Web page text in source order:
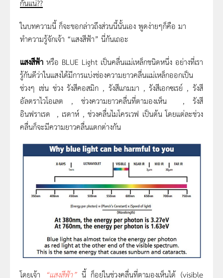
กันแน่??
ในบทความนี้ ก็จะขอกล่าวถึงส่วนนี้นั้นเอง พูดง่ายๆก็คือ มา
ทำความรู้จักเจ้า “แสงสีฟ้า” นี่กันเถอะ
แสงสีฟ้า หรือ BLUE Light เป็นคลื่นแม่เหล็กชนิดหนึ่ง อย่างที่เรา
รู้กันดีว่าในแสงได้มีการแบ่งช่องความยาวคลื่นแม่เหล็กออกเป็น
ช่วงๆ เช่น ช่วง รังสีคอสมิก , รังสีแกมมา , รังสีเอกซเรย์ , รังสี
อัลตราไวโอเลต , ช่วงความยาวคลื่นที่ตามองเห็น , รังสี
อินฟราเรด , เรดาห์ , ช่วงคลื่นไมโครเวฟ เป็นต้น โดยแต่ละช่วง
คลื่นก็จะมีความยาวคลื่นแตกต่างกัน
โดยเจ้า “แสงสีฟ้า”นี้ ก็อยู่ในช่วงคลื่นที่ตามองเห็นได้ (visible